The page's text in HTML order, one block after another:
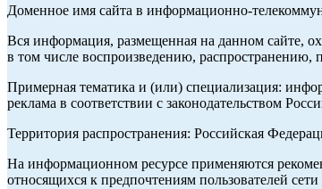
Доменное имя сайта в информационно-
Вся информация, размещенная на данном сайте,
в том числе воспроизведению, распространению,
Примерная тематика и (или) специализация:
реклама в соответствии с законодательством
Территория распространения: Российская
На информационном ресурсе применяются
относящихся к предпочтениям пользователей